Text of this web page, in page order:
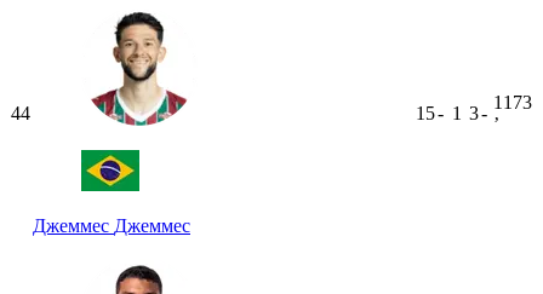
44
Джеммес Джеммес
15- 1 3-
1173
ʼ